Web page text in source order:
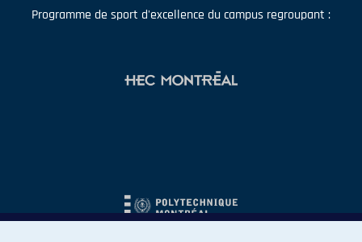
Programme de sport d'excellence du campus regroupant :